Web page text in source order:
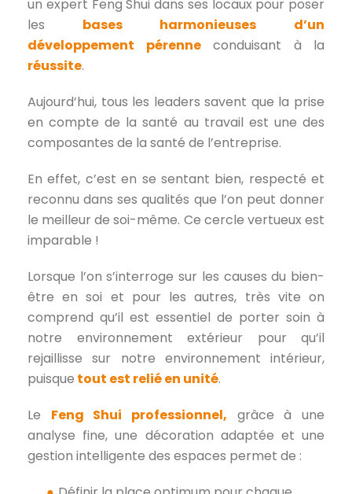
un expert Feng Shui dans ses locaux pour poser
les bases harmonieuses d’un
développement pérenneconduisant à la
réussite.
Aujourd’hui, tous les leaders savent que la prise
en compte de la santé au travail est une des
composantes de la santé de l’entreprise.
En effet, c’est en se sentant bien, respecté et
reconnu dans ses qualités que l’on peut donner
le meilleur de soi-même. Ce cercle vertueux est
imparable !
Lorsque l’on s’interroge sur les causes du bien-
être en soi et pour les autres, très vite on
comprend qu’il est essentiel de porter soin à
notre environnement extérieur pour qu’il
rejaillisse sur notre environnement intérieur,
puisque tout est relié en unité.
Le Feng Shui professionnel, grâce à une
analyse fine, une décoration adaptée et une
gestion intelligente des espaces permet de :